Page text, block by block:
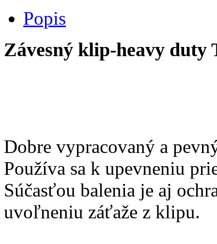
Popis
Závesný klip-heavy
Dobre vypracovaný a
Používa sa k upevneniu
Súčasťou balenia je aj
uvoľneniu záťaže z klipu.